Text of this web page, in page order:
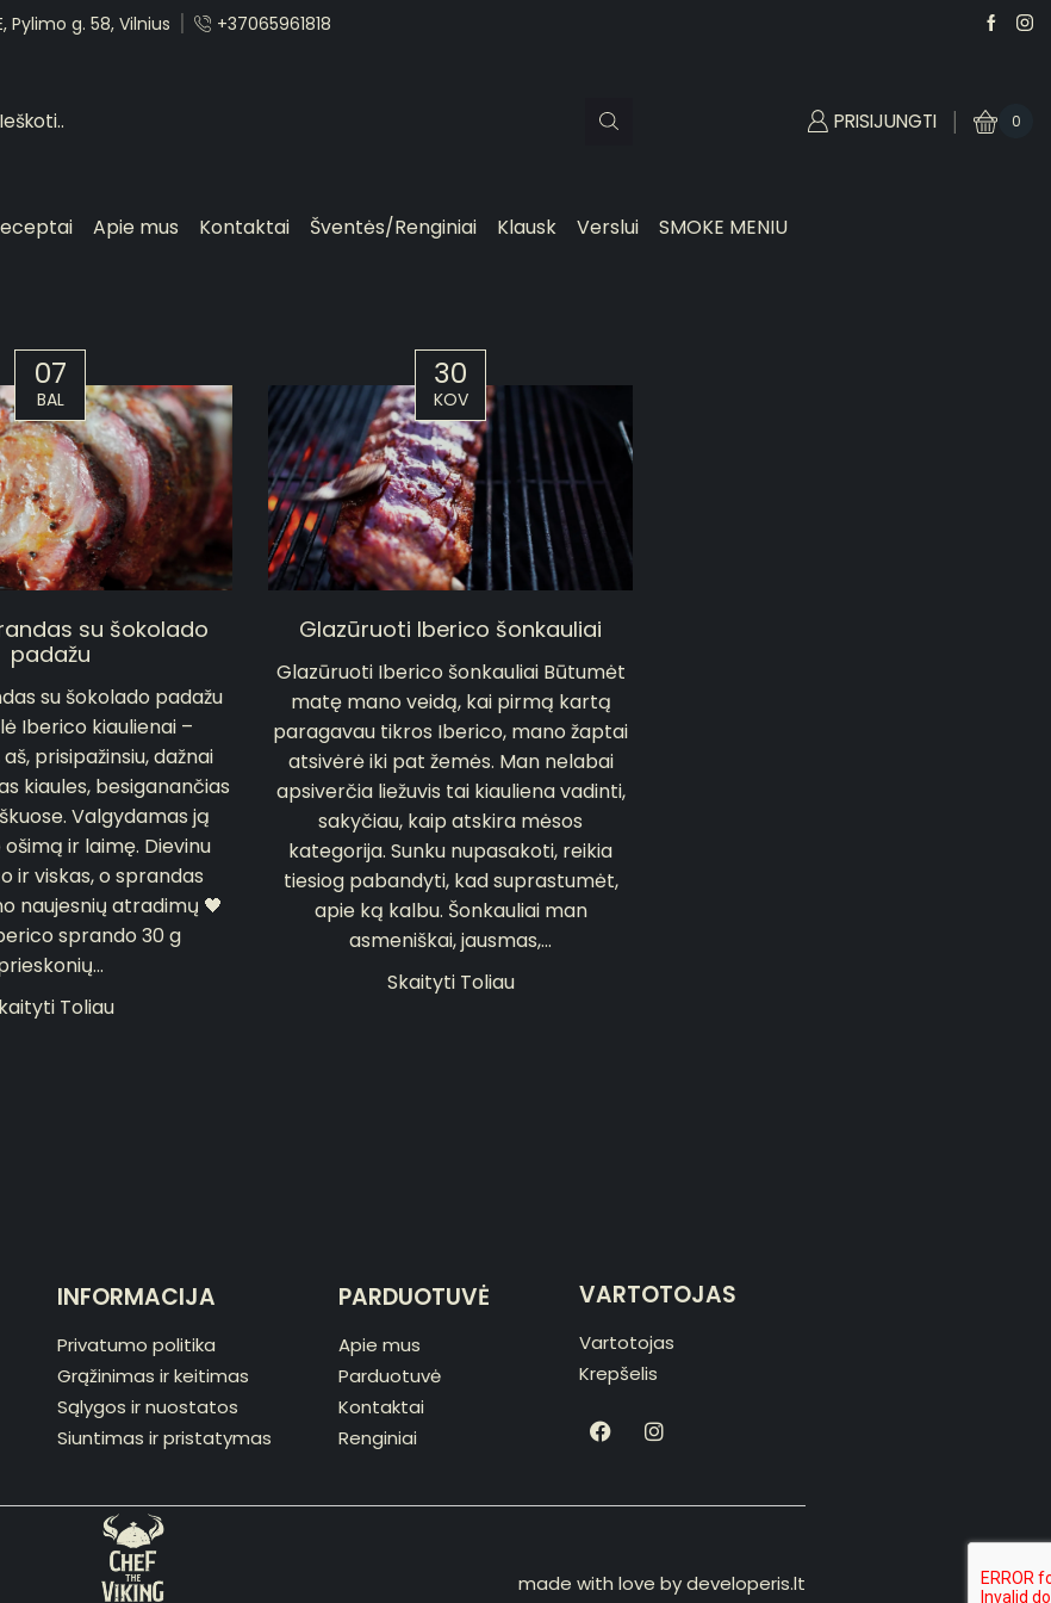
Pylimo g. 58, Vilnius +37065961818
PRISIJUNGTI 0
Apie mus Kontaktai Šventės/Renginiai Klausk Verslui SMOKE MENIU
07
BAL
su šokolado
padažu
su šokolado padažu
Iberico kiaulienai –
prisipažinsiu, dažnai
kiaules, besiganančias
Valgydamas ją
ir laimę. Dievinu
ir viskas, o sprandas
naujesnių atradimų 🖤
sprando 30 g
Toliau
30
KOV
Glazūruoti Iberico šonkauliai
Glazūruoti Iberico šonkauliai Būtumėt
matę mano veidą, kai pirmą kartą
paragavau tikros Iberico, mano žaptai
atsivėrė iki pat žemės. Man nelabai
apsiverčia liežuvis tai kiauliena vadinti,
sakyčiau, kaip atskira mėsos
kategorija. Sunku nupasakoti, reikia
tiesiog pabandyti, kad suprastumėt,
apie ką kalbu. Šonkauliai man
asmeniškai, jausmas,...
Skaityti Toliau
INFORMACIJA
Privatumo politika
Grąžinimas ir keitimas
Sąlygos ir nuostatos
Siuntimas ir pristatymas
PARDUOTUVĖ
Apie mus
Parduotuvė
Kontaktai
Renginiai
VARTOTOJAS
Vartotojas
Krepšelis
made with love bydeveloperis.lt